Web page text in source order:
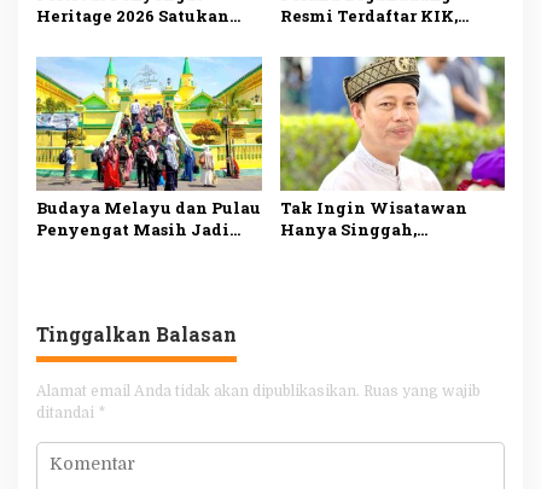
Heritage 2026 Satukan
Semarakkan Wisata
Maritim Kepri
Resmi Terdaftar KIK,
Suhardiman Amby
Lestarikan Budaya
Kuansing
Budaya Melayu dan Pulau
Penyengat Masih Jadi
Tak Ingin Wisatawan
Hanya Singgah,
Tinggalkan Balasan
Alamat email Anda tidak akan dipublikasikan. Ruas yang wajib
ditandai *